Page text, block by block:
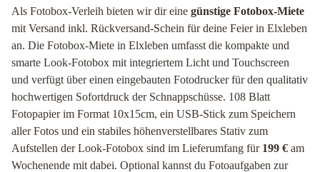
Als Fotobox-Verleih bieten wir dir eine günstige Fotobox-Miete
mit Versand inkl. Rückversand-Schein für deine Feier in Elxleben
an. Die Fotobox-Miete in Elxleben umfasst die kompakte und
smarte Look-Fotobox mit integriertem Licht und Touchscreen
und verfügt über einen eingebauten Fotodrucker für den qualitativ
hochwertigen Sofortdruck der Schnappschüsse. 108 Blatt
Fotopapier im Format 10x15cm, ein USB-Stick zum Speichern
aller Fotos und ein stabiles höhenverstellbares Stativ zum
Aufstellen der Look-Fotobox sind im Lieferumfang für 199 € am
Wochenende mit dabei. Optional kannst du Fotoaufgaben zur